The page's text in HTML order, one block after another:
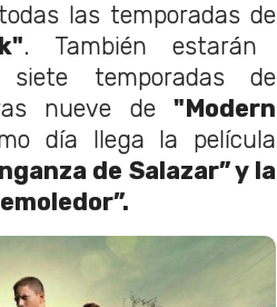
las temporadas de
. También estarán
siete temporadas de
nueve de "Modern
día llega la película
de Salazar” y la